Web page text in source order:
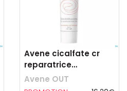
Avene cicalfate cr
reparatrice
a/bacterienne 100ml
Avene OUT